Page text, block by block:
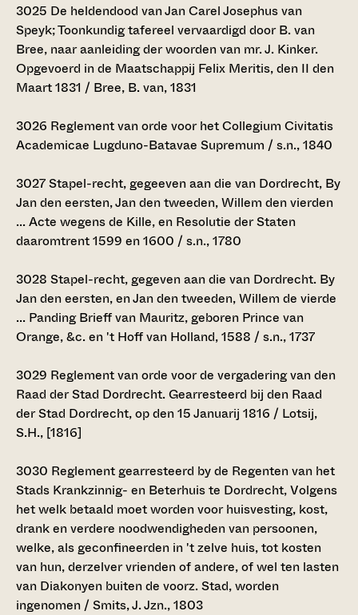
3025 De heldendood van Jan Carel Josephus van
Speyk; Toonkundig tafereel vervaardigd door B. van
Bree, naar aanleiding der woorden van mr. J. Kinker.
Opgevoerd in de Maatschappij Felix Meritis, den II den
Maart 1831 / Bree, B. van, 1831
3026 Reglement van orde voor het Collegium Civitatis
Academicae Lugduno-Batavae Supremum / s.n., 1840
3027Stapel-recht, gegeeven aan die van Dordrecht, By
Jan den eersten, Jan den tweeden, Willem den vierden
... Acte wegens de Kille, en Resolutie der Staten
daaromtrent 1599 en 1600 / s.n., 1780
3028 Stapel-recht, gegeven aan die van Dordrecht. By
Jan den eersten, en Jan den tweeden, Willem de vierde
... Panding Brieff van Mauritz, geboren Prince van
Orange, &c. en 't Hoff van Holland, 1588 / s.n., 1737
3029 Reglement van orde voor de vergadering van den
Raad der Stad Dordrecht. Gearresteerd bij den Raad
der Stad Dordrecht, op den 15 Januarij 1816 / Lotsij,
S.H., [1816]
3030 Reglement gearresteerd by de Regenten van het
Stads Krankzinnig- en Beterhuis te Dordrecht, Volgens
het welk betaald moet worden voor huisvesting, kost,
drank en verdere noodwendigheden van persoonen,
welke, als geconfineerden in 't zelve huis, tot kosten
van hun, derzelver vrienden of andere, of wel ten lasten
van Diakonyen buiten de voorz. Stad, worden
ingenomen / Smits, J. Jzn., 1803